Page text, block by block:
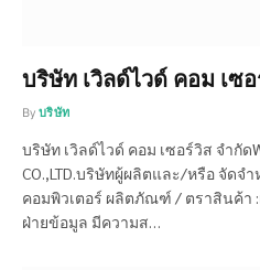
บริษัท เวิลด์ไวด์ คอม เซ
By บริษัท
บริษัท เวิลด์ไวด์ คอม เซอร์วิส จำกัด
CO.,LTD.บริษัทผู้ผลิตและ/หรือ จัดจ
คอมพิวเตอร์ ผลิตภัณฑ์ / ตราสินค้า
ฝ่ายข้อมูล มีความส…